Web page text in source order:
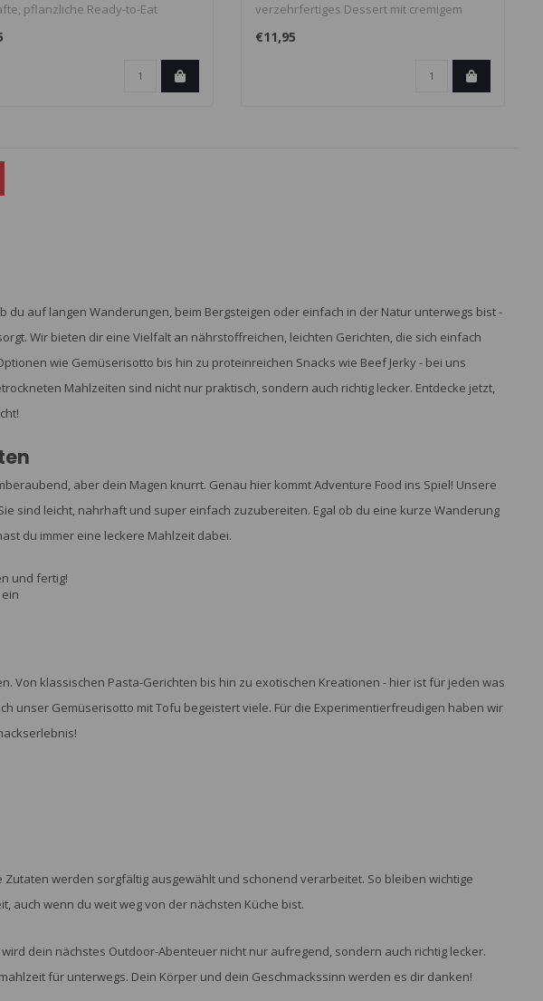
pflanzliche Ready-to-Eat
mi..
verzehrfertiges Dessert mit cremigem
Milchreis u..
€11,95
du auf langen Wanderungen, beim Bergsteigen oder einfach in der Natur unterwegs bist -
Wir bieten dir eine Vielfalt an nährstoffreichen, leichten Gerichten, die sich einfach
wie Gemüserisotto bis hin zu proteinreichen Snacks wie Beef Jerky - bei uns
Mahlzeiten sind nicht nur praktisch, sondern auch richtig lecker. Entdecke jetzt,
aber dein Magen knurrt. Genau hier kommt Adventure Food ins Spiel! Unsere
sind leicht, nahrhaft und super einfach zuzubereiten. Egal ob du eine kurze Wanderung
du immer eine leckere Mahlzeit dabei.
und fertig!
Von klassischen Pasta-Gerichten bis hin zu exotischen Kreationen - hier ist für jeden was
unser Gemüserisotto mit Tofu begeistert viele. Für die Experimentierfreudigen haben wir
werden sorgfältig ausgewählt und schonend verarbeitet. So bleiben wichtige
auch wenn du weit weg von der nächsten Küche bist.
dein nächstes Outdoor-Abenteuer nicht nur aufregend, sondern auch richtig lecker.
für unterwegs. Dein Körper und dein Geschmackssinn werden es dir danken!